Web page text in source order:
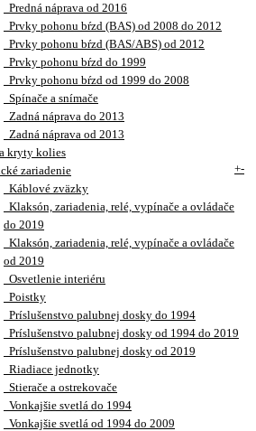
Predná náprava od 2016
Prvky pohonu bŕzd (BAS) od 2008 do 2012
Prvky pohonu bŕzd (BAS/ABS) od 2012
Prvky pohonu bŕzd do 1999
Prvky pohonu bŕzd od 1999 do 2008
Spínače a snímače
Zadná náprava do 2013
Zadná náprava od 2013
kryty kolies
zariadenie
+-
Káblové zväzky
Klaksón, zariadenia, relé, vypínače a ovládače
do 2019
Klaksón, zariadenia, relé, vypínače a ovládače
od 2019
Osvetlenie interiéru
Poistky
Príslušenstvo palubnej dosky do 1994
Príslušenstvo palubnej dosky od 1994 do 2019
Príslušenstvo palubnej dosky od 2019
Riadiace jednotky
Stierače a ostrekovače
Vonkajšie svetlá do 1994
Vonkajšie svetlá od 1994 do 2009